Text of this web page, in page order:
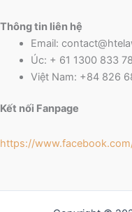
Thông tin liên hệ
Email:
Úc: + 61 1300 833
Việt Nam: +84 826
Kết nối Fanpage
https://